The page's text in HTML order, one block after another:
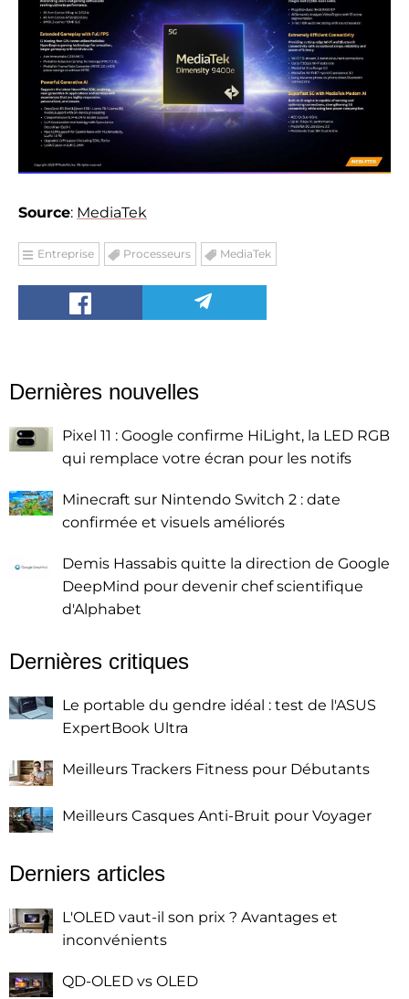
Source: MediaTek
Entreprise Processeurs MediaTek
Dernières nouvelles
Pixel 11 : Google confirme HiLight, la LED RGB
qui remplace votre écran pour les notifs
Minecraft sur Nintendo Switch 2 : date
confirmée et visuels améliorés
Demis Hassabis quitte la direction de Google
DeepMind pour devenir chef scientifique
d'Alphabet
Dernières critiques
Le portable du gendre idéal : test de l'ASUS
ExpertBook Ultra
Meilleurs Trackers Fitness pour Débutants
Meilleurs Casques Anti-Bruit pour Voyager
Derniers articles
L'OLED vaut-il son prix ? Avantages et
inconvénients
QD-OLED vs OLED